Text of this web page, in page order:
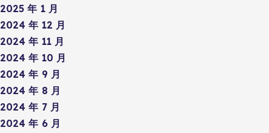
2025 年 1 月
2024 年 12 月
2024 年 11 月
2024 年 10 月
2024 年 9 月
2024 年 8 月
2024 年 7 月
2024 年 6 月